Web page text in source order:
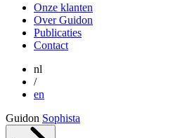
Onze klanten
Over Guidon
Publicaties
Contact
nl
/
en
Guidon Sophista